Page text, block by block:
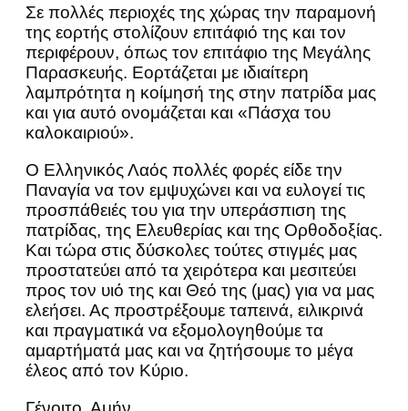
Σε πολλές περιοχές της χώρας την παραμονή
της εορτής στολίζουν επιτάφιό της και τον
περιφέρουν, όπως τον επιτάφιο της Μεγάλης
Παρασκευής. Εορτάζεται με ιδιαίτερη
λαμπρότητα η κοίμησή της στην πατρίδα μας
και για αυτό ονομάζεται και «Πάσχα του
καλοκαιριού».
Ο Ελληνικός Λαός πολλές φορές είδε την
Παναγία να τον εμψυχώνει και να ευλογεί τις
προσπάθειές του για την υπεράσπιση της
πατρίδας, της Ελευθερίας και της Ορθοδοξίας.
Και τώρα στις δύσκολες τούτες στιγμές μας
προστατεύει από τα χειρότερα και μεσιτεύει
προς τον υιό της και Θεό της (μας) για να μας
ελεήσει. Ας προστρέξουμε ταπεινά, ειλικρινά
και πραγματικά να εξομολογηθούμε τα
αμαρτήματά μας και να ζητήσουμε το μέγα
έλεος από τον Κύριο.